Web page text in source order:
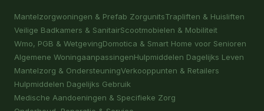
Mantelzorgwoningen & Prefab ZorgunitsTrapliften & Huisliften
Veilige Badkamers & SanitairScootmobielen & Mobiliteit
Wmo, PGB & WetgevingDomotica & Smart Home voor Senioren
Algemene WoningaanpassingenHulpmiddelen Dagelijks Leven
Mantelzorg & OndersteuningVerkooppunten & Retailers
Hulpmiddelen Dagelijks Gebruik
Medische Aandoeningen & Specifieke Zorg